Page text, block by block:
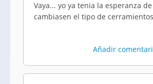
Vaya... yo ya tenia la esperanza
cambiasen el tipo de
Añadir